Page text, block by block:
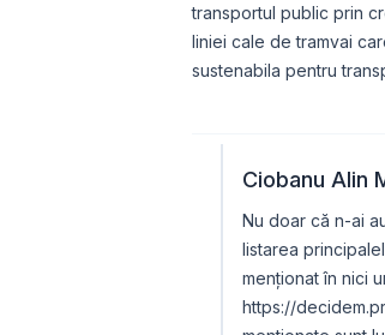
transportul public prin
liniei cale de tramvai
sustenabila pentru
Ciobanu Alin
Nu doar că n-ai
listarea
menționat în nici
https://